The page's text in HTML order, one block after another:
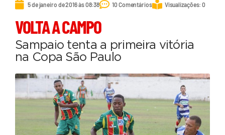
5 de janeiro de 2016 às 08:38 10 Comentários Visualizações: 0
VOLTA A CAMPO
Sampaio tenta a primeira vitória
na Copa São Paulo